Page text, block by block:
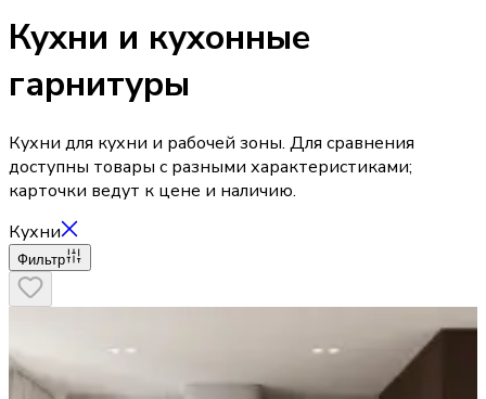
Кухни и кухонные
гарнитуры
Кухни для кухни и рабочей зоны. Для сравнения
доступны товары с разными характеристиками;
карточки ведут к цене и наличию.
Кухни
Фильтр